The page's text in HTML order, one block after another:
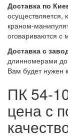
Доставка по
краном-
оговариваются с
Доставка с
длинномерами до
Вам будет нужен
ПК 54-
цена с